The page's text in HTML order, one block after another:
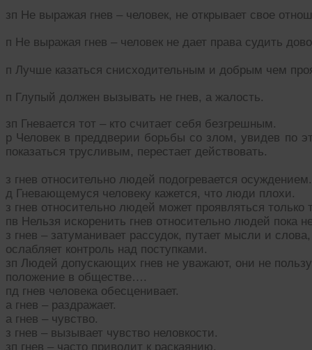
зп Не выражая гнев – человек, не открывает свое
п Не выражая гнев – человек не дает права судить
п Лучше казаться снисходительным и добрым чем
п Глупый должен вызывать не гнев, а жалость.
зп Гневается тот – кто считает себя безгрешным.
р Человек в преддверии борьбы со злом, увидев по
показаться трусливым, перестает действовать.
з гнев относительно людей подогревается осуждением.
д Гневающемуся человеку кажется, что люди плохи.
з гнев относительно людей может проявляться только
пв Нельзя искоренить гнев относительно людей пока
з гнев – затуманивает рассудок, путает мысли и слова,
ослабляет контроль над поступками.
зп Людей допускающих гнев не уважают, они не
положение в обществе….
пд гнев человека обесценивает.
а гнев – раздражает.
а гнев – чувство.
з гнев – вызывает чувство неловкости.
зп гнев – часто приводит к раскаянию.